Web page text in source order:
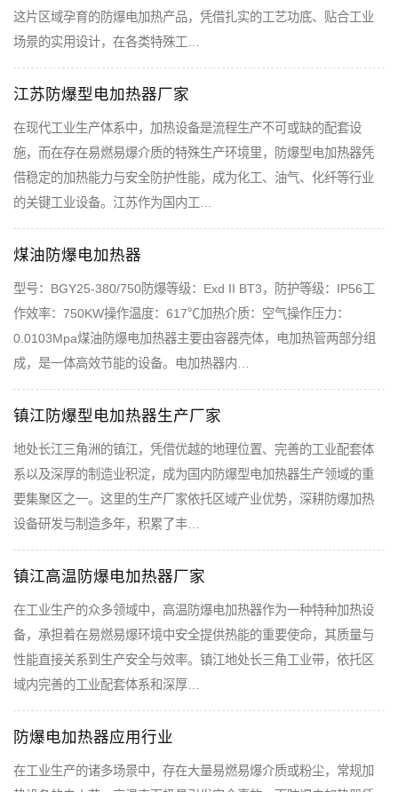
这片区域孕育的防爆电加热产品，凭借扎实的工艺功底、贴合工业
场景的实用设计，在各类特殊工…
江苏防爆型电加热器厂家
在现代工业生产体系中，加热设备是流程生产不可或缺的配套设
施，而在存在易燃易爆介质的特殊生产环境里，防爆型电加热器凭
借稳定的加热能力与安全防护性能，成为化工、油气、化纤等行业
的关键工业设备。江苏作为国内工…
煤油防爆电加热器
型号：BGY25-380/750防爆等级：Exd II BT3，防护等级：IP56工
作效率：750KW操作温度：617℃加热介质：空气操作压力：
0.0103Mpa煤油防爆电加热器主要由容器壳体，电加热管两部分组
成，是一体高效节能的设备。电加热器内…
镇江防爆型电加热器生产厂家
地处长江三角洲的镇江，凭借优越的地理位置、完善的工业配套体
系以及深厚的制造业积淀，成为国内防爆型电加热器生产领域的重
要集聚区之一。这里的生产厂家依托区域产业优势，深耕防爆加热
设备研发与制造多年，积累了丰…
镇江高温防爆电加热器厂家
在工业生产的众多领域中，高温防爆电加热器作为一种特种加热设
备，承担着在易燃易爆环境中安全提供热能的重要使命，其质量与
性能直接关系到生产安全与效率。镇江地处长三角工业带，依托区
域内完善的工业配套体系和深厚…
防爆电加热器应用行业
在工业生产的诸多场景中，存在大量易燃易爆介质或粉尘，常规加